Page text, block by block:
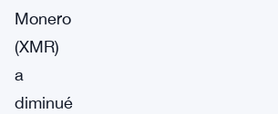
Monero
(XMR)
a
diminué